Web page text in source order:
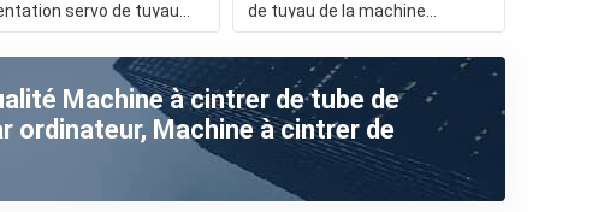
servo de tuyau
l'alimentation
de tuyau de la machine
C425CNC de scier en métal de
Machine à cintrer de tube de
ordinateur, Machine à cintrer de